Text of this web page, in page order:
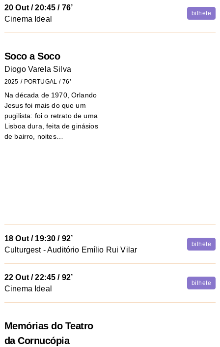
20 Out /20:45 / 76’
Cinema Ideal
bilhete
Soco a Soco
Diogo Varela Silva
2025 PORTUGAL 76’
Na década de 1970, Orlando
Jesus foi mais do que um
pugilista: foi o retrato de uma
Lisboa dura, feita de ginásios
de bairro, noites…
18 Out / 19:30 / 92’
Culturgest - Auditório Emílio Rui Vilar
bilhete
22 Out /22:45 / 92’
Cinema Ideal
bilhete
Memórias do Teatro
da Cornucópia